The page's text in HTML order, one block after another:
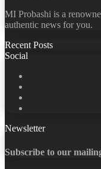
MI Probashi is a
authentic news for you.
Recent Posts
Social
Newsletter
Subscribe to our